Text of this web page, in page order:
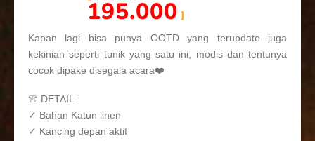
195.000
Kapan lagi bisa punya OOTD yang terupdate juga
kekinian seperti tunik yang satu ini, modis dan tentunya
cocok dipake disegala acara❤️
👚 DETAIL :
✓ Bahan Katun linen
✓ Kancing depan aktif